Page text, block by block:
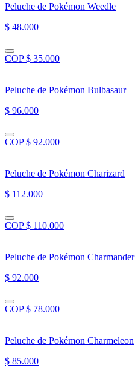
Peluche de Pokémon Weedle
$ 48.000
COP $ 35.000
Peluche de Pokémon Bulbasaur
$ 96.000
COP $ 92.000
Peluche de Pokémon Charizard
$ 112.000
COP $ 110.000
Peluche de Pokémon Charmander
$ 92.000
COP $ 78.000
Peluche de Pokémon Charmeleon
$ 85.000